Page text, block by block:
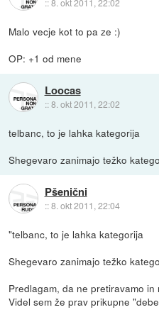
::8. okt 2011, 22:02
Malo vecje kot to pa ze :)
OP: +1 od mene
Loocas
::8. okt 2011, 22:02
telbanc, to je lahka kategorija
Shegevaro zanimajo težko
Pšenični
::8. okt 2011, 22:04
"telbanc, to je lahka kategorija
Shegevaro zanimajo težko
Predlagam, da ne pretiravamo
Videl sem že prav prikupne